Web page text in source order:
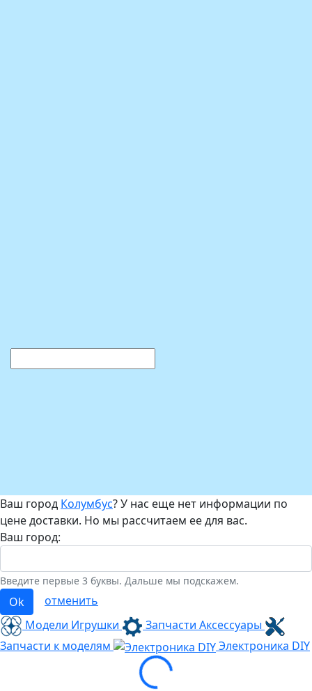
Ваш город Колумбус? У нас еще нет информации по
цене доставки. Но мы рассчитаем ее для вас.
Ваш город:
Введите первые 3 буквы. Дальше мы подскажем.
Ok
отменить
Модели Игрушки
Запчасти Аксессуары
Запчасти к моделям
Электроника DIY
Loading...